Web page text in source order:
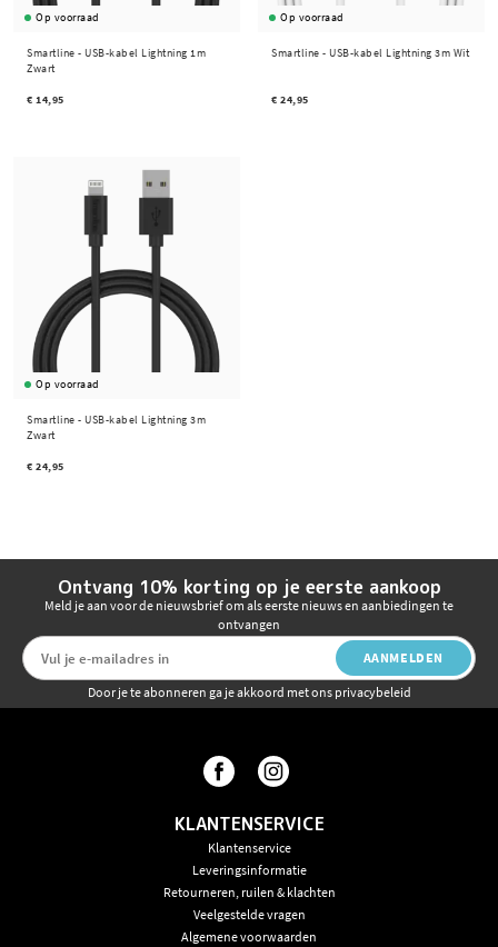
Op voorraad
Smartline - USB-kabel Lightning 1m
Zwart
€ 14,95
Op voorraad
Smartline - USB-kabel Lightning 3m Wit
€ 24,95
Op voorraad
Smartline - USB-kabel Lightning 3m
Zwart
€ 24,95
Ontvang 10% korting op je eerste aankoop
Meld je aan voor de nieuwsbrief om als eerste nieuws en aanbiedingen te
ontvangen
AANMELDEN
Door je te abonneren ga je akkoord met ons privacybeleid
KLANTENSERVICE
Klantenservice
Leveringsinformatie
Retourneren, ruilen & klachten
Veelgestelde vragen
Algemene voorwaarden